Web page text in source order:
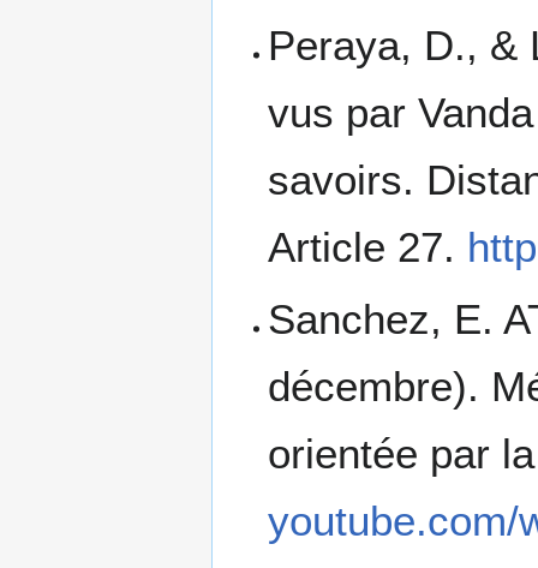
Peraya, D., &
vus par
savoirs.
Article 27.
Sanchez, E.
décembre).
orientée par
youtube.com/